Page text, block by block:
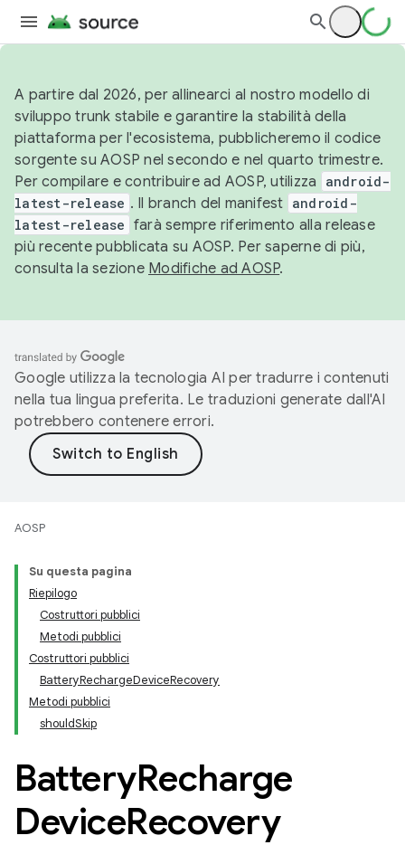
A partire dal 2026, per allinearci al nostro modello di
sviluppo trunk stabile e garantire la stabilità della
piattaforma per l'ecosistema, pubblicheremo il codice
sorgente su AOSP nel secondo e nel quarto trimestre.
Per compilare e contribuire ad AOSP, utilizza
android-
latest-release . Il branch del manifest android-
latest-release farà sempre riferimento alla release
più recente pubblicata su AOSP. Per saperne di più,
consulta la sezione Modifiche ad AOSP.
Google utilizza la tecnologia AI per tradurre i contenuti
nella tua lingua preferita. Le traduzioni generate dall'AI
potrebbero contenere errori.
AOSP
Su questa pagina
Riepilogo
Costruttori pubblici
Metodi pubblici
Costruttori pubblici
BatteryRechargeDeviceRecovery
Metodi pubblici
shouldSkip
BatteryRecharge
DeviceRecovery